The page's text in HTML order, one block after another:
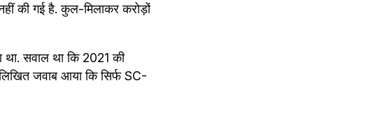
नहीं की गई है. कुल-मिलाकर करोड़ों
सवाल था कि 2021 की
लिखित जवाब आया कि सिर्फ SC-